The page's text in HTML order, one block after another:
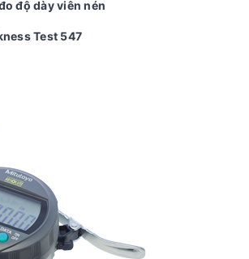
độ dày viên nén
Test 547